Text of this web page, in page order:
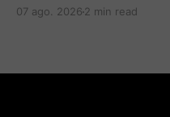
gobiernos conservadores.
07 ago. 2026 2 min read